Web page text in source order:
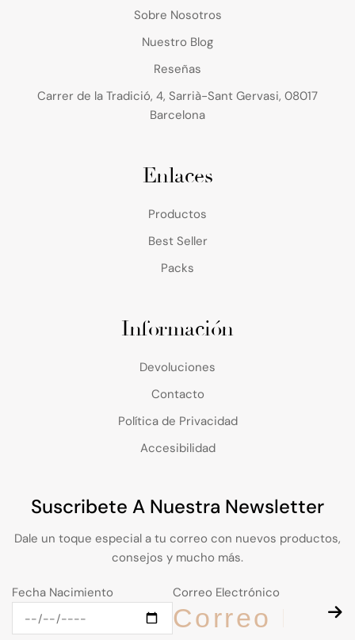
Sobre Nosotros
Nuestro Blog
Reseñas
Carrer de la Tradició, 4, Sarrià-Sant Gervasi, 08017
Barcelona
Enlaces
Productos
Best Seller
Packs
Información
Devoluciones
Contacto
Política de Privacidad
Accesibilidad
Suscribete A Nuestra Newsletter
Dale un toque especial a tu correo con nuevos productos,
consejos y mucho más.
Fecha Nacimiento Correo Electrónico